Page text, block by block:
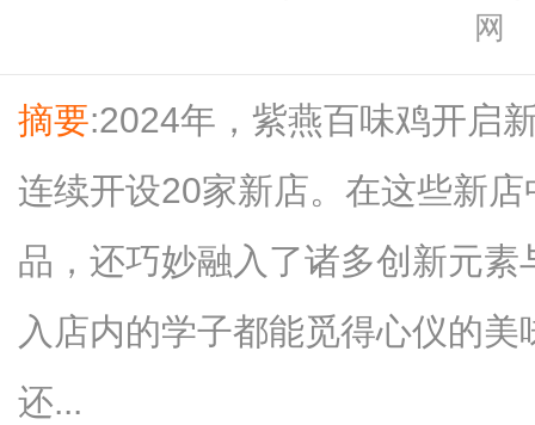
摘要:2024年，紫燕百味鸡开启
连续开设20家新店。在这些新
品，还巧妙融入了诸多创新元
入店内的学子都能觅得心仪的
还...